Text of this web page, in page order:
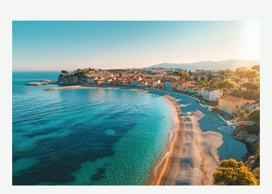
escapades
dans
les
environs
de
Toulon
à
ne